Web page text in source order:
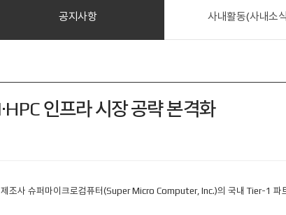
공지사항 사내활동(사내소
인프라 시장 공략 본격화
조사 슈퍼마이크로컴퓨터(Super Micro Computer, Inc.)의 국내 Tier-1